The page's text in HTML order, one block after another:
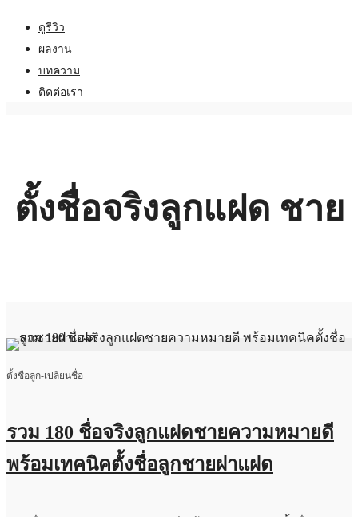
ดูรีวิว
ผลงาน
บทความ
ติดต่อเรา
ตั้งชื่อจริงลูกแฝด ชาย
ตั้งชื่อลูก-เปลี่ยนชื่อ
รวม 180 ชื่อจริงลูกแฝดชายความหมายดี
พร้อมเทคนิคตั้งชื่อลูกชายฝาแฝด